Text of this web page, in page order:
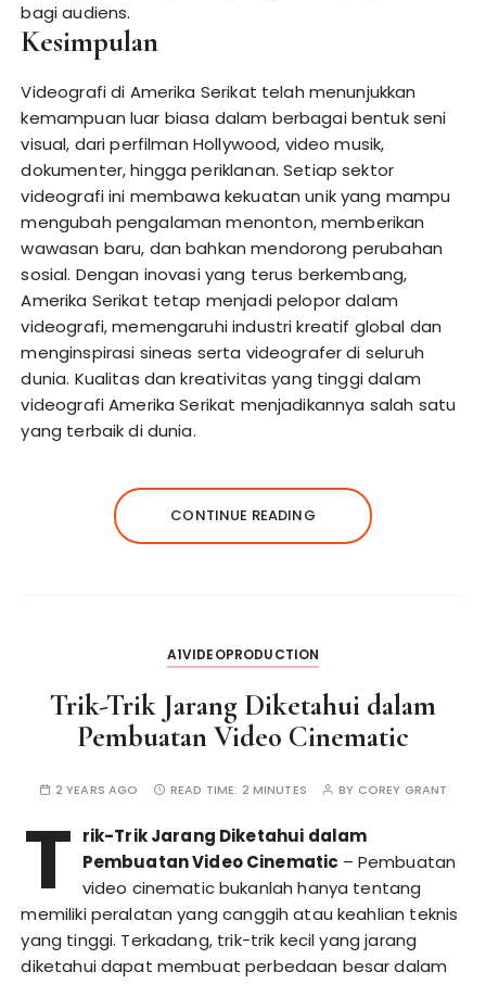
bagi audiens.
Kesimpulan
Videografi di Amerika Serikat telah menunjukkan
kemampuan luar biasa dalam berbagai bentuk seni
visual, dari perfilman Hollywood, video musik,
dokumenter, hingga periklanan. Setiap sektor
videografi ini membawa kekuatan unik yang mampu
mengubah pengalaman menonton, memberikan
wawasan baru, dan bahkan mendorong perubahan
sosial. Dengan inovasi yang terus berkembang,
Amerika Serikat tetap menjadi pelopor dalam
videografi, memengaruhi industri kreatif global dan
menginspirasi sineas serta videografer di seluruh
dunia. Kualitas dan kreativitas yang tinggi dalam
videografi Amerika Serikat menjadikannya salah satu
yang terbaik di dunia.
CONTINUE READING
A1VIDEOPRODUCTION
Trik-Trik Jarang Diketahui dalam
Pembuatan Video Cinematic
2 YEARS AGO READ TIME: 2 MINUTES BY COREY GRANT
T rik-Trik Jarang Diketahui dalam
Pembuatan Video Cinematic – Pembuatan
video cinematic bukanlah hanya tentang
memiliki peralatan yang canggih atau keahlian teknis
yang tinggi. Terkadang, trik-trik kecil yang jarang
diketahui dapat membuat perbedaan besar dalam